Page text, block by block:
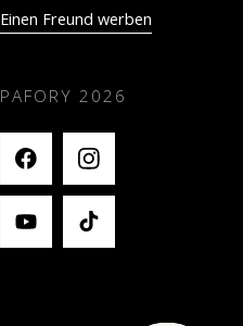
Einen Freund werben
PAFORY 2026